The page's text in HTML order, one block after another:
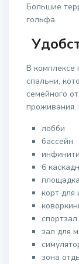
Большие
гольфа.
В комплексе
спальни,
семейного
проживания.
лобби
бассейн
6
корт для
спортзал
зал для
зона